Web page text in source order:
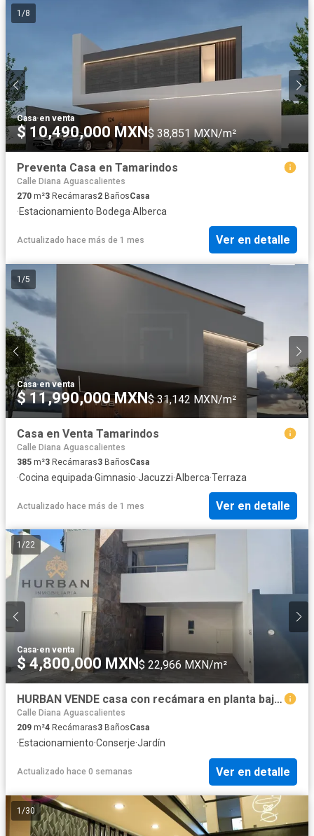
1 /8
Casa·en venta
$ 10,490,000 MXN$ 38,851 MXN/m²
Preventa Casa en Tamarindos
Calle Diana Aguascalientes
270 m²3 Recámaras2 BañosCasa
·Estacionamiento·Bodega·Alberca
Actualizado hace más de 1 mes Ver en detalle
1 /5
Casa·en venta
$ 11,990,000 MXN$ 31,142 MXN/m²
Casa en Venta Tamarindos
Calle Diana Aguascalientes
385 m²3 Recámaras3 BañosCasa
·Cocina equipada·Gimnasio·Jacuzzi·Alberca·Terraza
Actualizado hace más de 1 mes Ver en detalle
1 /22
Casa·en venta
$ 4,800,000 MXN $ 22,966 MXN/m²
HURBAN VENDE casa con recámara en planta baja al norte en coto.
Calle Diana Aguascalientes
209 m²4 Recámaras3 BañosCasa
·Estacionamiento·Conserje·Jardín
Actualizado hace 0 semanas Ver en detalle
1 /30